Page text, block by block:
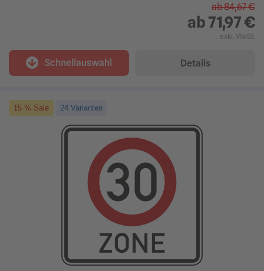
ab84,67 €
ab71,97 €
exkl. MwSt.
Schnellauswahl Details
15 % Sale 24 Varianten